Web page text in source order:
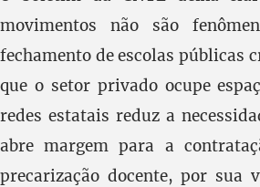
movimentos não são
fechamento de escolas públicas
que o setor privado ocupe
redes estatais reduz a
abre margem para a
precarização docente, por sua